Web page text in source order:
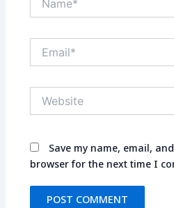
Save my name, email,
browser for the next time I